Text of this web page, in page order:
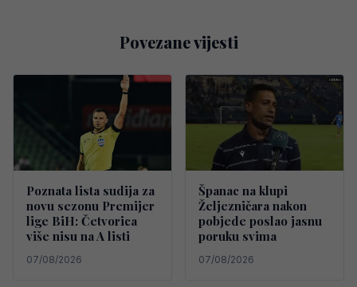
Povezane vijesti
Poznata lista sudija za
novu sezonu Premijer
lige BiH: Četvorica
više nisu na A listi
07/08/2026
Španac na klupi
Željezničara nakon
pobjede poslao jasnu
poruku svima
07/08/2026